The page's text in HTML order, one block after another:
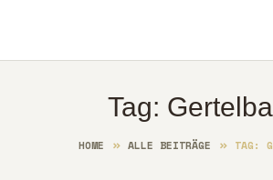
Tag:
HOME ALLE BEITRÄGE TAG:
HOME
ÜBER MICH